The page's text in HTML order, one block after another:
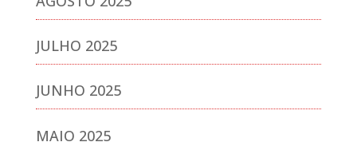
JULHO 2025
JUNHO 2025
MAIO 2025